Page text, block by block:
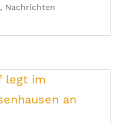
, Nachrichten